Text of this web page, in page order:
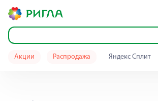
Акции Распродажа Яндекс Сплит